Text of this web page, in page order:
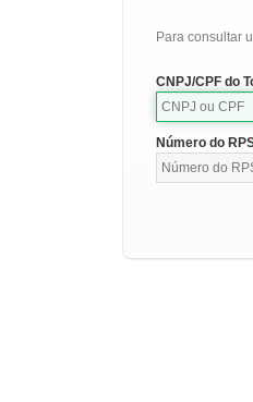
Para consultar
CNPJ/CPF do
Número do